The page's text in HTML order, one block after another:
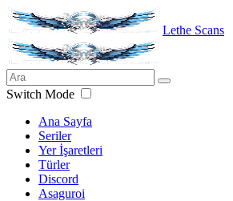
Lethe Scans
Switch Mode
Ana Sayfa
Seriler
Yer İşaretleri
Türler
Discord
Asaguroi